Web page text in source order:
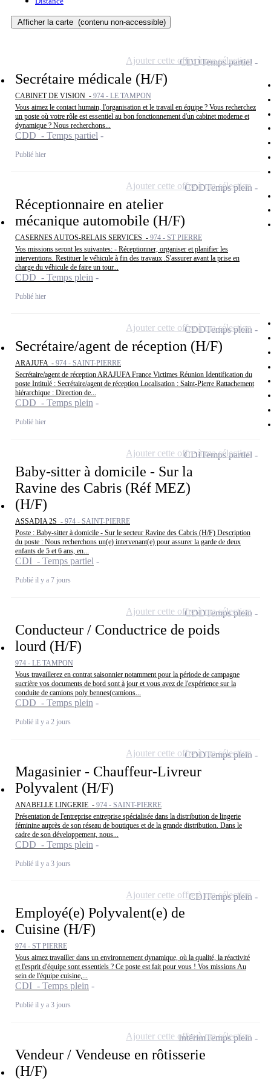
Afficher la carte (contenu non-accessible)
Secrétaire médicale (H/F)
CABINET DE VISION - 974 - LE TAMPON
Vous aimez le contact humain, l'organisation et le travail en équipe ? Vous recherchez
un poste où votre rôle est essentiel au bon fonctionnement d'un cabinet moderne et
dynamique ? Nous recherchons...
CDD - Temps partiel
Publié hier
CDDTemps partiel
Ajouter cette offre à ma sélection
Réceptionnaire en atelier
mécanique automobile (H/F)
CASERNES AUTOS-RELAIS SERVICES - 974 - ST PIERRE
Vos missions seront les suivantes: - Réceptionner, organiser et planifier les
interventions. Restituer le véhicule à fin des travaux .S'assurer avant la prise en
charge du véhicule de faire un tour...
CDD - Temps plein
Publié hier
CDDTemps plein
Ajouter cette offre à ma sélection
Secrétaire/agent de réception (H/F)
ARAJUFA - 974 - SAINT-PIERRE
Secrétaire/agent de réception ARAJUFA France Victimes Réunion Identification du
poste Intitulé : Secrétaire/agent de réception Localisation : Saint-Pierre Rattachement
hiérarchique : Direction de...
CDD - Temps plein
Publié hier
CDDTemps plein
Ajouter cette offre à ma sélection
Baby-sitter à domicile - Sur la
Ravine des Cabris (Réf MEZ)
(H/F)
ASSADIA 2S - 974 - SAINT-PIERRE
Poste : Baby-sitter à domicile - Sur le secteur Ravine des Cabris (H/F) Description
du poste : Nous recherchons un(e) intervenant(e) pour assurer la garde de deux
enfants de 5 et 6 ans, en...
CDI - Temps partiel
Publié il y a 7 jours
CDITemps partiel
Ajouter cette offre à ma sélection
Conducteur / Conductrice de poids
lourd (H/F)
974 - LE TAMPON
Vous travaillerez en contrat saisonnier notamment pour la période de campagne
sucrière vos documents de bord sont à jour et vous avez de l'expérience sur la
conduite de camions poly bennes(camions...
CDD - Temps plein
Publié il y a 2 jours
CDDTemps plein
Ajouter cette offre à ma sélection
Magasinier - Chauffeur-Livreur
Polyvalent (H/F)
ANABELLE LINGERIE - 974 - SAINT-PIERRE
Présentation de l'entreprise entreprise spécialisée dans la distribution de lingerie
féminine auprès de son réseau de boutiques et de la grande distribution. Dans le
cadre de son développement, nous...
CDD - Temps plein
Publié il y a 3 jours
CDDTemps plein
Ajouter cette offre à ma sélection
Employé(e) Polyvalent(e) de
Cuisine (H/F)
974 - ST PIERRE
Vous aimez travailler dans un environnement dynamique, où la qualité, la réactivité
et l'esprit d'équipe sont essentiels ? Ce poste est fait pour vous ! Vos missions Au
sein de l'équipe cuisine,...
CDI - Temps plein
Publié il y a 3 jours
CDITemps plein
Ajouter cette offre à ma sélection
Vendeur / Vendeuse en rôtisserie
(H/F)
IntérimTemps plein
Ajouter cette offre à ma sélection